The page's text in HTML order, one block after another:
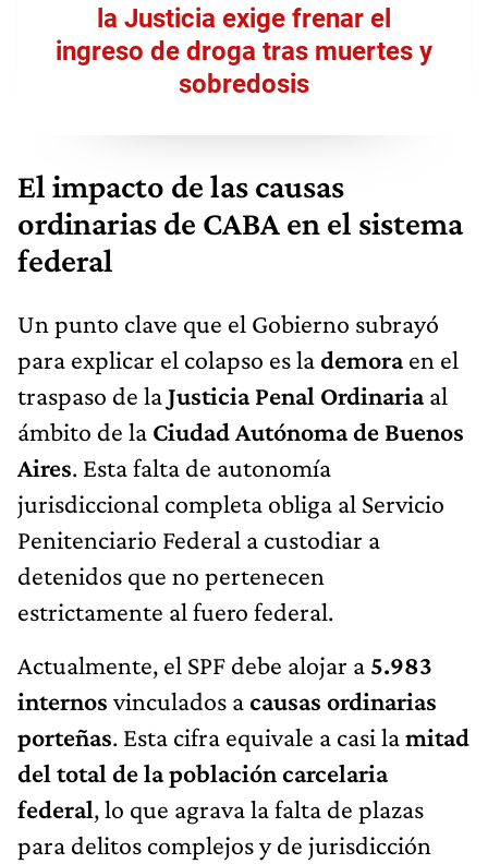
la Justicia exige frenar el
ingreso de droga tras muertes y
sobredosis
El impacto de las causas
ordinarias de CABA en el sistema
federal
Un punto clave que el Gobierno subrayó
para explicar el colapso es lademoraen el
traspaso de laJusticia Penal Ordinariaal
ámbito de la Ciudad Autónoma de Buenos
Aires. Esta falta de autonomía
jurisdiccional completa obliga al Servicio
Penitenciario Federal a custodiar a
detenidos que no pertenecen
estrictamente al fuero federal.
Actualmente, el SPF debe alojar a 5.983
internos vinculados acausas ordinarias
porteñas. Esta cifra equivale a casi lamitad
del total de la población carcelaria
federal, lo que agrava la falta de plazas
para delitos complejos y de jurisdicción